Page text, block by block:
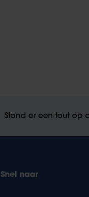
Stond er een fout op
Snel naar